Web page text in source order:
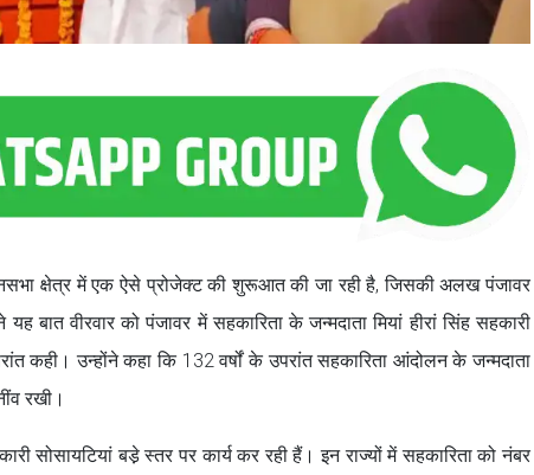
क्षेत्र में एक ऐसे प्रोजेक्ट की शुरूआत की जा रही है, जिसकी अलख पंजावर
वीरवार को पंजावर में सहकारिता के जन्मदाता मियां हीरां सिंह सहकारी
कही। उन्होंने कहा कि 132 वर्षों के उपरांत सहकारिता आंदोलन के जन्मदाता
रखी।
सोसायटियां बडे़ स्तर पर कार्य कर रही हैं। इन राज्यों में सहकारिता को नंबर